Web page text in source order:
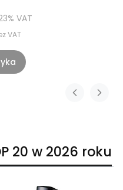
VAT
VAT
20 w 2026 roku